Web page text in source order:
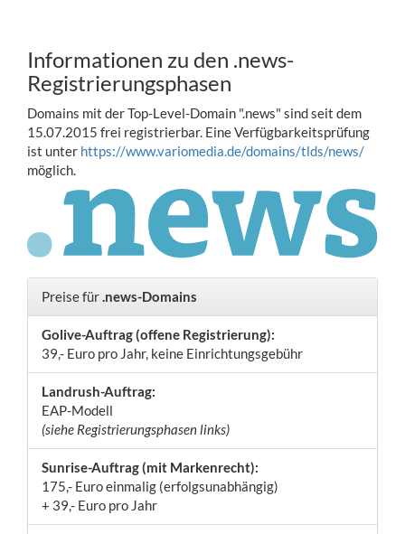
Informationen zu den .news-
Registrierungsphasen
Domains mit der Top-Level-Domain ".news" sind seit dem
15.07.2015 frei registrierbar. Eine Verfügbarkeitsprüfung
ist unter https://www.variomedia.de/domains/tlds/news/
möglich.
Preise für.news-Domains
Golive-Auftrag (offene Registrierung):
39,- Euro pro Jahr, keine Einrichtungsgebühr
Landrush-Auftrag:
EAP-Modell
(siehe Registrierungsphasen links)
Sunrise-Auftrag (mit Markenrecht):
175,- Euro einmalig (erfolgsunabhängig)
+ 39,- Euro pro Jahr